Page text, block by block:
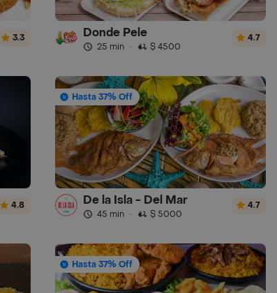
3.3 Donde Pele
25 min · $ 4500
4.7
4.8
Hasta 37% Off
De la Isla - Del Mar
45 min · $ 5000
4.7
Hasta 37% Off